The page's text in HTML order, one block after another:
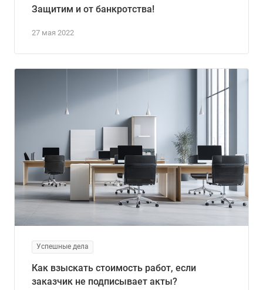
27 мая 2022
Защитим и от банкротства!
Успешные дела
Как взыскать стоимость работ, если
заказчик не подписывает акты?